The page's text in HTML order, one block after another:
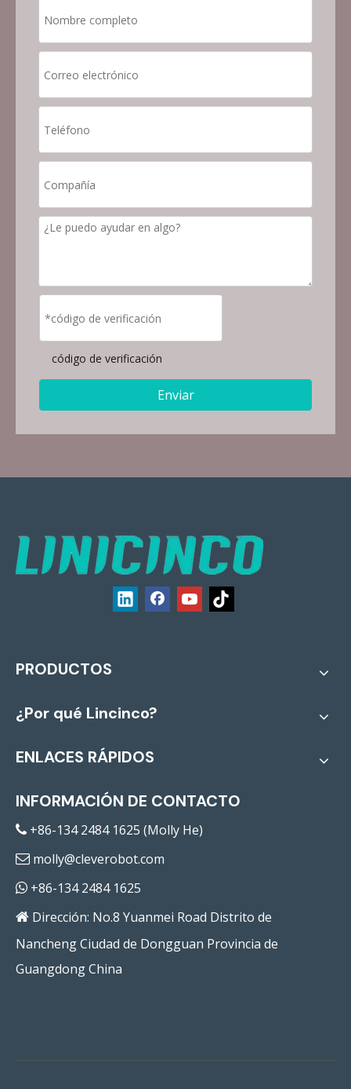
Enviar
PRODUCTOS
¿Por qué Lincinco?
ENLACES RÁPIDOS
INFORMACIÓN DE CONTACTO
 +86-134 2484 1625 (Molly He)
 molly@cleverobot.com
 +86-134 2484 1625
 Dirección: No.8 Yuanmei Road Distrito de
Nancheng Ciudad de Dongguan Provincia de
Guangdong China